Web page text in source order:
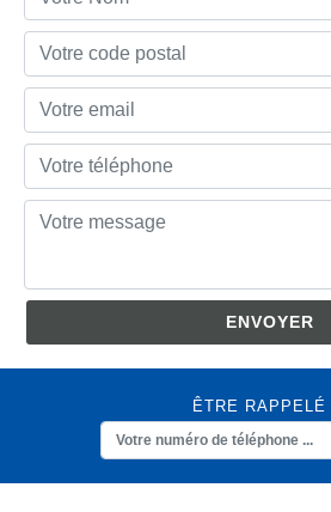
ÊTRE RAPPELÉ